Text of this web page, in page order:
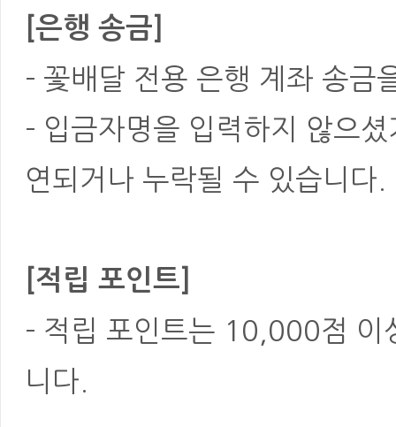
[은행 송금]
- 꽃배달 전용 은행 계좌 송금
- 입금자명을 입력하지 않으
연되거나 누락될 수 있습니다.
[적립 포인트]
- 적립 포인트는 10,000점 이
니다.